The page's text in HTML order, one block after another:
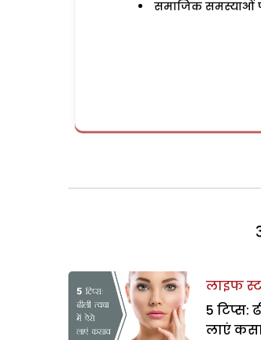
समाजिक समस्याओं
लाइफ
5 टिप्स:
लाएं